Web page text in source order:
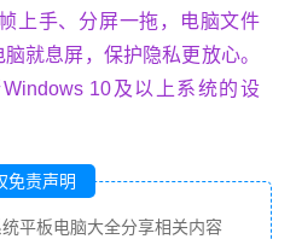
上手、分屏一拖，电脑文件
就息屏，保护隐私更放心。
10及以上系统的设
免责声明
平板电脑大全分享相关内容